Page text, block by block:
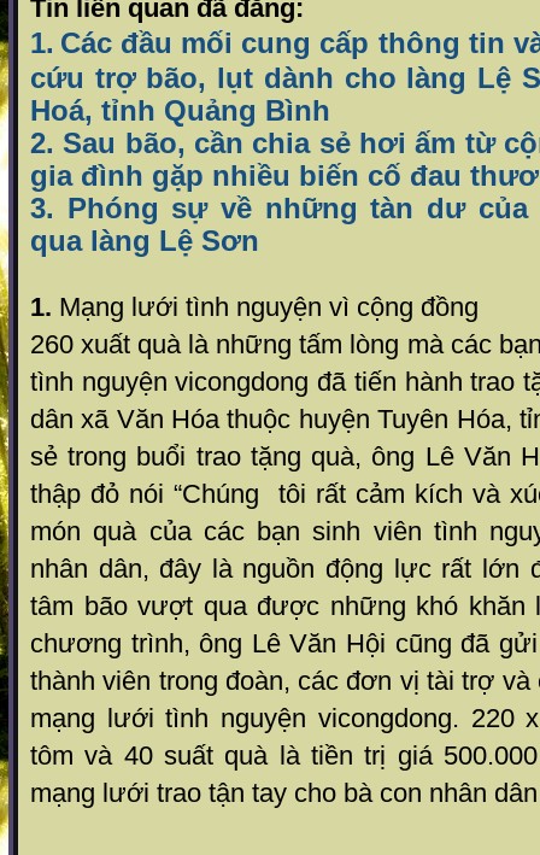
Tin liên quan đã đăng:
1. Các đầu mối cung cấp thông tin
cứu trợ bão, lụt dành cho làng Lệ
Hoá, tỉnh Quảng Bình
2. Sau bão, cần chia sẻ hơi ấm từ
gia đình gặp nhiều biến cố đau
3. Phóng sự về những tàn dư
qua làng Lệ Sơn
1. Mạng lưới tình nguyện vì cộng đồng
260 xuất quà là những tấm lòng mà các
tình nguyện vicongdong đã tiến hành trao
dân xã Văn Hóa thuộc huyện Tuyên Hóa,
sẻ trong buổi trao tặng quà, ông Lê Văn
thập đỏ nói “Chúng tôi rất cảm kích và
món quà của các bạn sinh viên tình
nhân dân, đây là nguồn động lực rất lớn
tâm bão vượt qua được những khó khăn
chương trình, ông Lê Văn Hội cũng đã
thành viên trong đoàn, các đơn vị tài trợ và
mạng lưới tình nguyện vicongdong. 220
tôm và 40 suất quà là tiền trị giá
mạng lưới trao tận tay cho bà con nhân